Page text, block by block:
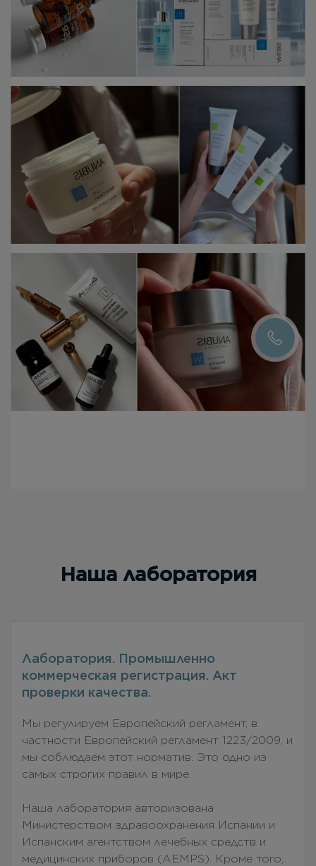
Наша лаборатория
Лаборатория. Промышленно
коммерческая регистрация. Акт
проверки качества.
Мы регулируем Европейский регламент, в
частности Европейский регламент 1223/2009, и
мы соблюдаем этот норматив. Это одно из
самых строгих правил в мире.
Наша лаборатория авторизована
Министерством здравоохранения Испании и
Испанским агентством лечебных средств и
медицинских приборов (AEMPS). Кроме того,